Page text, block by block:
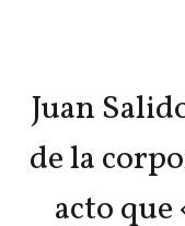
Juan
de la
acto que